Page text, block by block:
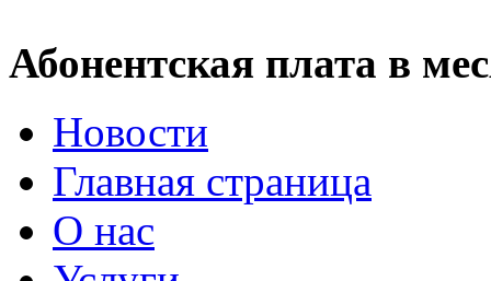
Абонентская плата в
Новости
Главная страница
О нас